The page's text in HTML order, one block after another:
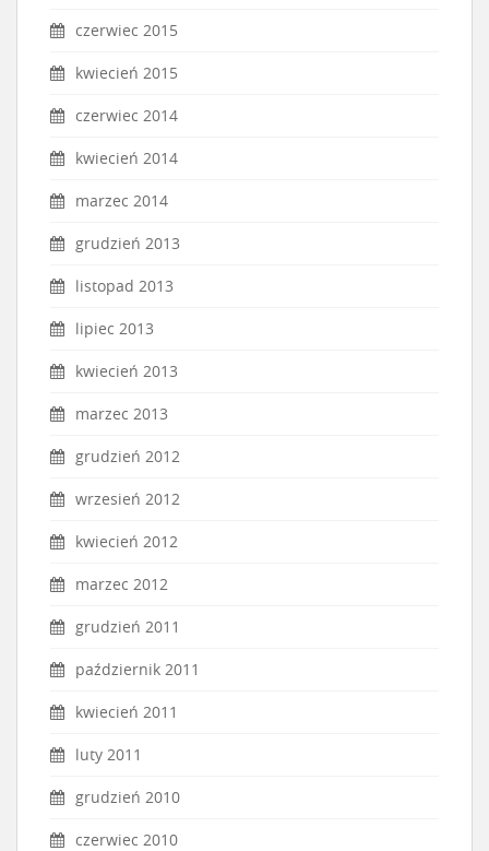
czerwiec 2015
kwiecień 2015
czerwiec 2014
kwiecień 2014
marzec 2014
grudzień 2013
listopad 2013
lipiec 2013
kwiecień 2013
marzec 2013
grudzień 2012
wrzesień 2012
kwiecień 2012
marzec 2012
grudzień 2011
październik 2011
kwiecień 2011
luty 2011
grudzień 2010
czerwiec 2010